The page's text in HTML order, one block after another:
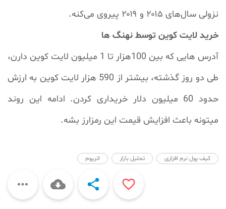
نزولی سال‌های ۲۰۱۵ و ۲۰۱۹ پیروی می‌کنه.
خرید لایت کوین توسط نهنگ ها
آدرس هایی که بین 100هزار تا 1 میلیون لایت کوین دارن،
طی دو روز گذشته، بیشتر از 590 هزار لایت کوین به ارزش
حدود 60 میلیون دلار خریداری کردن. ادامه این روند
میتونه باعث افزایش قیمت این رمزارز بشه.
کیف پول نرم افزاری تحلیل بازار اتریوم



